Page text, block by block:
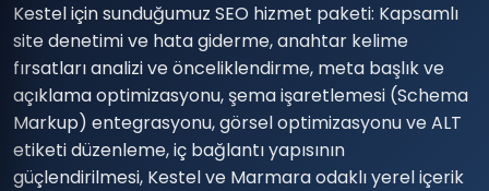
Kestel için sunduğumuz SEO hizmet paketi: Kapsamlı
site denetimi ve hata giderme, anahtar kelime
fırsatları analizi ve önceliklendirme, meta başlık ve
açıklama optimizasyonu, şema işaretlemesi (Schema
Markup) entegrasyonu, görsel optimizasyonu ve ALT
etiketi düzenleme, iç bağlantı yapısının
güçlendirilmesi, Kestel ve Marmara odaklı yerel içerik